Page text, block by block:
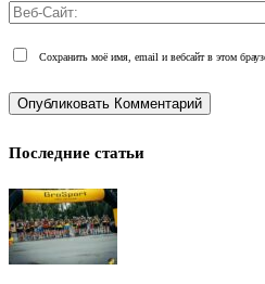
Сохранить моё имя, email и вебсайт в этом
Последние статьи